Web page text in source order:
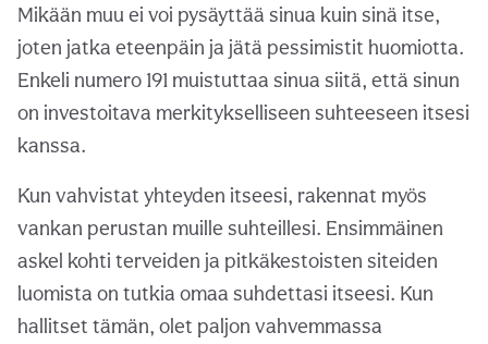
Mikään muu ei voi pysäyttää sinua kuin sinä itse,
joten jatka eteenpäin ja jätä pessimistit huomiotta.
Enkeli numero 191 muistuttaa sinua siitä, että sinun
on investoitava merkitykselliseen suhteeseen itsesi
kanssa.
Kun vahvistat yhteyden itseesi, rakennat myös
vankan perustan muille suhteillesi. Ensimmäinen
askel kohti terveiden ja pitkäkestoisten siteiden
luomista on tutkia omaa suhdettasi itseesi. Kun
hallitset tämän, olet paljon vahvemmassa